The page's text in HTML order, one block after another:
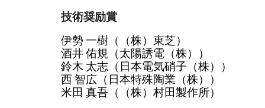
技術奨励賞
伊勢 一樹（（株）東芝）
酒井 佑規（太陽誘電（株））
鈴木 太志（日本電気硝子（株））
西 智広（日本特殊陶業（株））
米田 真吾（（株）村田製作所）